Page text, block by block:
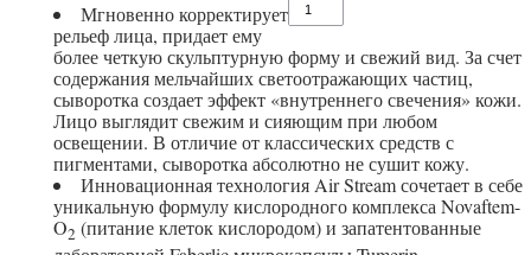
Мгновенно корректирует
рельеф лица, придает ему
более четкую скульптурную форму и свежий вид. За счет
содержания мельчайших светоотражающих частиц,
сыворотка создает эффект «внутреннего свечения» кожи.
Лицо выглядит свежим и сияющим при любом
освещении. В отличие от классических средств с
пигментами, сыворотка абсолютно не сушит кожу.
Инновационная технология Air Stream сочетает в себе
уникальную формулу кислородного комплекса Novaftem-
O2 (питание клеток кислородом) и запатентованные